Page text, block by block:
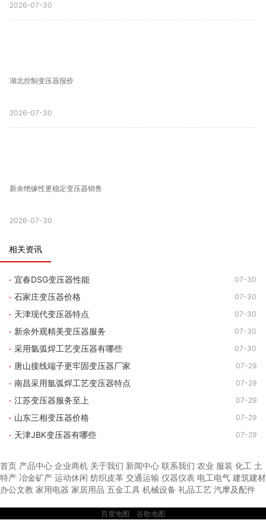
2026-07-30
湖北控制变压器报价
2026-07-30
新余绝缘性更稳定变压器销售
2026-07-30
相关资讯
宜春DSG变压器性能 07-30
石家庄变压器价格 07-30
天津现代变压器特点 07-30
新余外观精美变压器服务 07-30
采用氩弧焊工艺变压器有哪些 07-30
唐山接线端子更牢固变压器厂家 07-29
南昌采用氩弧焊工艺变压器特点 07-29
江苏变压器服务至上 07-29
山东三相变压器价格 07-29
天津JBK变压器有哪些 07-29
首页 产品中心 企业商机 关于我们 新闻中心 联系我们 农业 服装 化工 土
特产 冶金矿产 运动休闲 纺织皮革 交通运输 仪器仪表 电工电气 建筑建材
办公文教 家用电器 家居用品 五金工具 机械设备 礼品工艺 汽摩及配件
百度地图 谷歌地图